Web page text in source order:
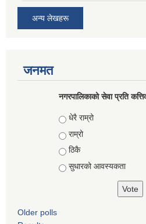
अन्य लेखहरू
जनमत
नगरपालिकाको सेवा प्रति
Choices
धेरै राम्रो
राम्रो
ठिकै
सुधारको आवस्यकता
Older polls